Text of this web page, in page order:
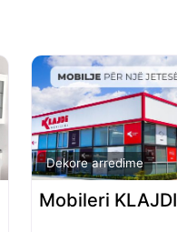
FavoriteDekore arredime
Mobileri KLAJDI